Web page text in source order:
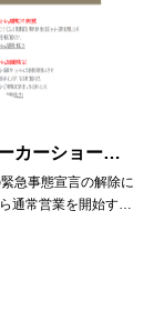
カーショール
ご検討の方は
ください！
急事態宣言の解除に
通常営業を開始す…